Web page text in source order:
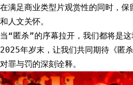
在满足商业类型片观赏性的同时，
和人文关怀。
当“匿杀”的序幕拉开，我们都将是这
2025年岁末，让我们共同期待《匿
对罪与罚的深刻诠释。